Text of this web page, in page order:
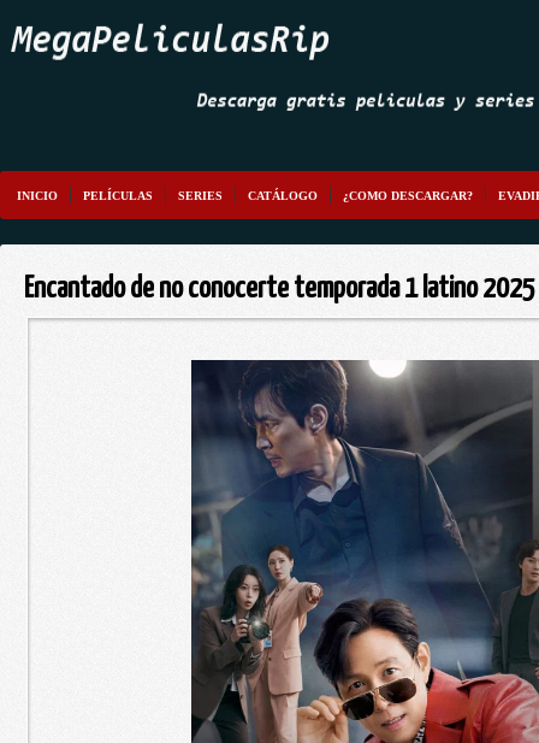
INICIO PELÍCULAS SERIES CATÁLOGO ¿COMO DESCARGAR?
Encantado de no conocerte temporada 1 latino